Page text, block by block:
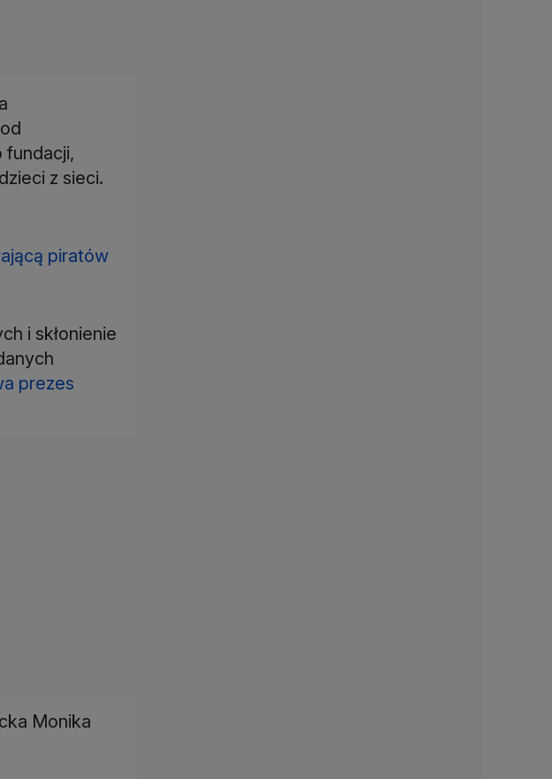
fundacji,
z sieci.
piratów
i skłonienie
prezes
Monika